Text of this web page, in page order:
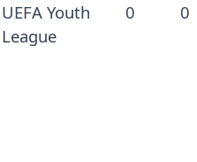
UEFA Youth
League
0 0